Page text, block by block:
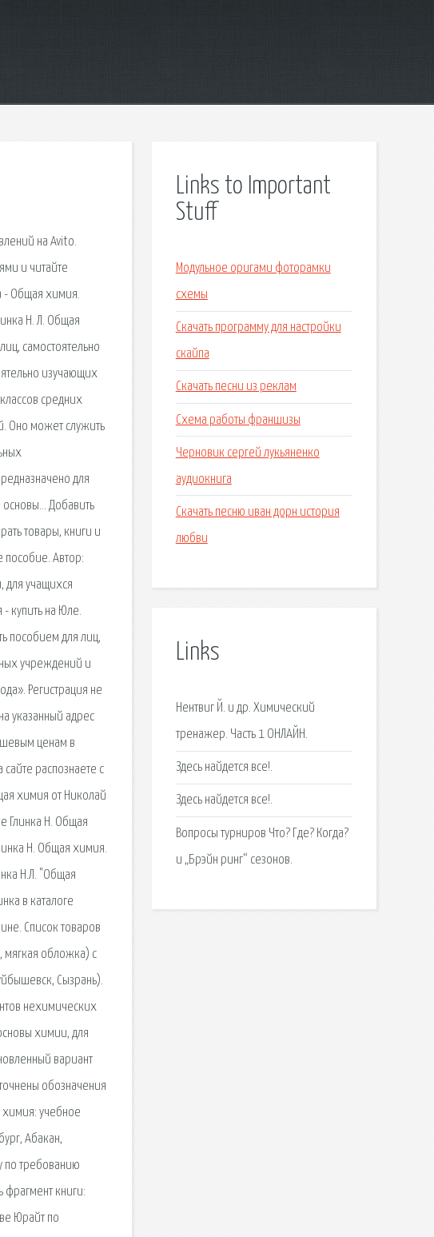
на Avito.
и читайте
- Общая химия.
Н. Л. Общая
самостоятельно
изучающих
средних
Оно может служить
для
основы… Добавить
товары, книги и
пособие. Автор:
для учащихся
купить на Юле.
пособием для лиц,
учреждений и
Регистрация не
указанный адрес
ценам в
распознаете с
химия от Николай
Глинка Н. Общая
Н. Общая химия.
Н.Л. "Общая
в каталоге
Список товаров
мягкая обложка) с
Сызрань).
нехимических
химии, для
вариант
обозначения
химия: учебное
Абакан,
по требованию
фрагмент книги:
Юрайт по
Links to Important
Stuff
Модульное оригами фоторамки
схемы
Скачать программу для настройки
скайпа
Скачать песни из реклам
Схема работы франшизы
Черновик сергей лукьяненко
аудиокнига
Скачать песню иван дорн история
любви
Links
Нентвиг Й. и др. Химический
тренажер. Часть 1 ОНЛАЙН.
Здесь найдется все!.
Здесь найдется все!.
Вопросы турниров Что? Где? Когда?
и „Брэйн ринг“ сезонов.